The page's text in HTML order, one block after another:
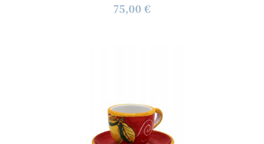
75,00 €